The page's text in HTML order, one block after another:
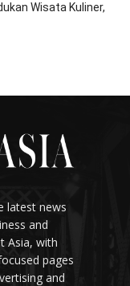
Wisata Kuliner,
latest news
and
Asia, with
pages
and